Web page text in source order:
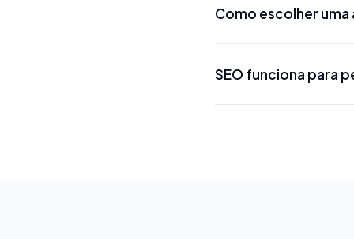
projeto. Projetos
Como escolher uma
conhecimento das
SEO funciona para